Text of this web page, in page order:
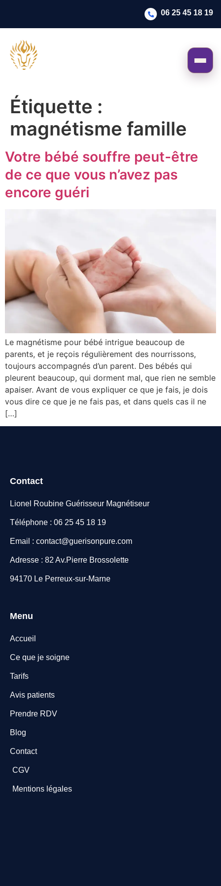
06 25 45 18 19
Étiquette :
magnétisme famille
Votre bébé souffre peut-être
de ce que vous n’avez pas
encore guéri
Le magnétisme pour bébé intrigue beaucoup de
parents, et je reçois régulièrement des nourrissons,
toujours accompagnés d’un parent. Des bébés qui
pleurent beaucoup, qui dorment mal, que rien ne semble
apaiser. Avant de vous expliquer ce que je fais, je dois
vous dire ce que je ne fais pas, et dans quels cas il ne
[…]
Contact
Lionel Roubine Guérisseur Magnétiseur
Téléphone : 06 25 45 18 19
Email : contact@guerisonpure.com
Adresse : 82 Av.Pierre Brossolette
94170 Le Perreux-sur-Marne
Menu
Accueil
Ce que je soigne
Tarifs
Avis patients
Prendre RDV
Blog
Contact
CGV
Mentions légales